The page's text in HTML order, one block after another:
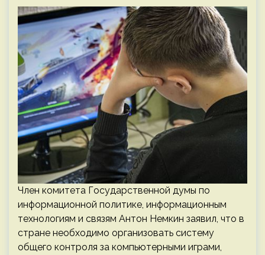
Член комитета Государственной думы по
информационной политике, информационным
технологиям и связям Антон Немкин заявил, что в
стране необходимо организовать систему
общего контроля за компьютерными играми,